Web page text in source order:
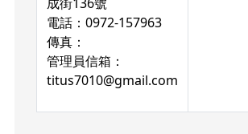
回上方浮動按鈕